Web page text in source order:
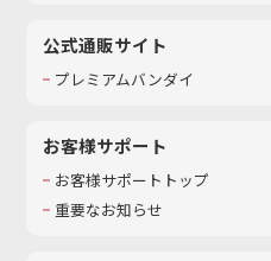
公式通販サイト
プレミアムバンダイ
お客様サポート
お客様サポートトップ
重要なお知らせ